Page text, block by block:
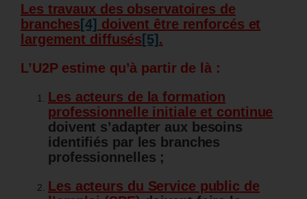
Les travaux des observatoires de
branches [4] doivent être renforcés et
largement diffusés [5] .
L’U2P estime qu’à partir de là :
Les acteurs de la formation
professionnelle initiale et continue
doivent s’adapter aux besoins
identifiés par les branches
professionnelles ;
Les acteurs du Service public de